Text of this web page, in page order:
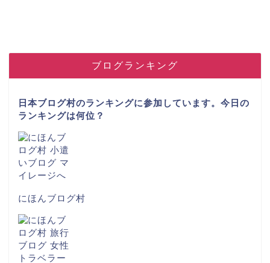
ブログランキング
日本ブログ村のランキングに参加しています。今日の
ランキングは何位？
にほんブログ村